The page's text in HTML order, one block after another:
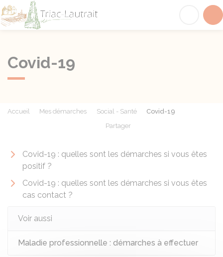
Covid-19
Accueil Mes démarches Social - Santé
Covid-19
Partager
Covid-19 : quelles sont les démarches si vous êtes
positif ?
Covid-19 : quelles sont les démarches si vous êtes
cas contact ?
Voir aussi
Maladie professionnelle : démarches à effectuer